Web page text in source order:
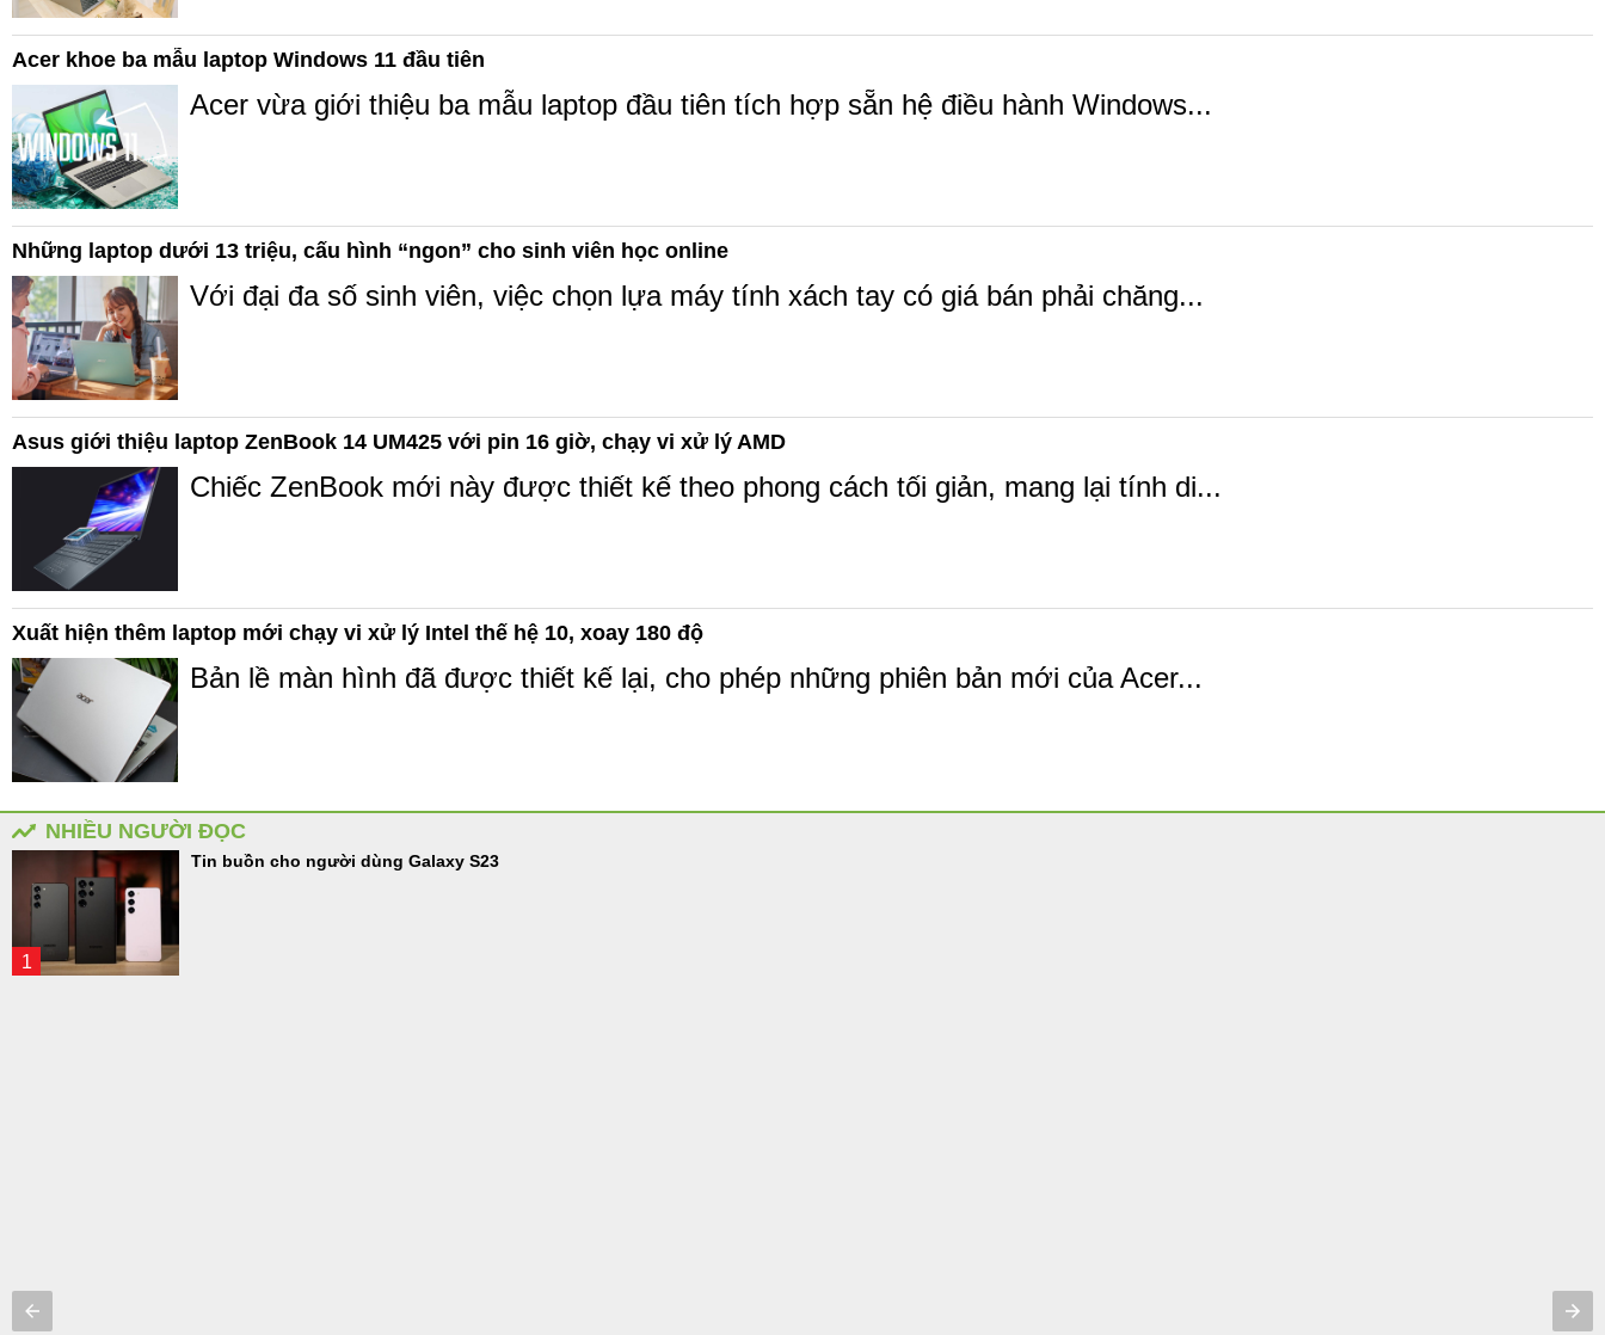
Acer khoe ba mẫu laptop Windows 11 đầu tiên
Acer vừa giới thiệu ba mẫu laptop đầu tiên tích hợp sẵn hệ điều hành Windows...
Những laptop dưới 13 triệu, cấu hình “ngon” cho sinh viên học online
Với đại đa số sinh viên, việc chọn lựa máy tính xách tay có giá bán phải chăng...
Asus giới thiệu laptop ZenBook 14 UM425 với pin 16 giờ, chạy vi xử lý AMD
Chiếc ZenBook mới này được thiết kế theo phong cách tối giản, mang lại tính di...
Xuất hiện thêm laptop mới chạy vi xử lý Intel thế hệ 10, xoay 180 độ
Bản lề màn hình đã được thiết kế lại, cho phép những phiên bản mới của Acer...
NHIỀU NGƯỜI ĐỌC
1
Tin buồn cho người dùng Galaxy S23